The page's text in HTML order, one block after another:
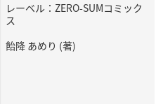
レーベル：ZERO-SUMコミック
ス
飴降 あめり (著)